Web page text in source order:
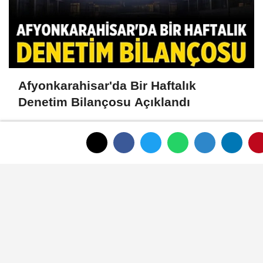
Afyonkarahisar'da Bir Haftalık
Denetim Bilançosu Açıklandı